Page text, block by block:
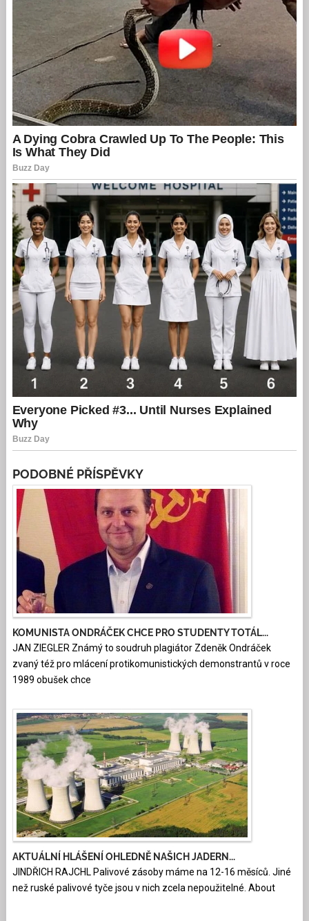
PODOBNÉ PŘÍSPĚVKY
KOMUNISTA ONDRÁČEK CHCE PRO STUDENTY TOTÁL...
JAN ZIEGLER Známý to soudruh plagiátor Zdeněk Ondráček
zvaný též pro mlácení protikomunistických demonstrantů v roce
1989 obušek chce
AKTUÁLNÍ HLÁŠENÍ OHLEDNĚ NAŠICH JADERN...
JINDŘICH RAJCHL Palivové zásoby máme na 12-16 měsíců. Jiné
než ruské palivové tyče jsou v nich zcela nepoužitelné. About